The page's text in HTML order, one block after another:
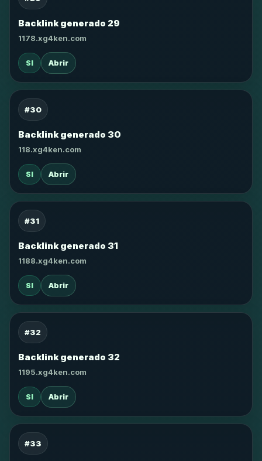
Backlink generado 29
1178.xg4ken.com
SI Abrir
#30
Backlink generado 30
118.xg4ken.com
SI Abrir
#31
Backlink generado 31
1188.xg4ken.com
SI Abrir
#32
Backlink generado 32
1195.xg4ken.com
SI Abrir
#33